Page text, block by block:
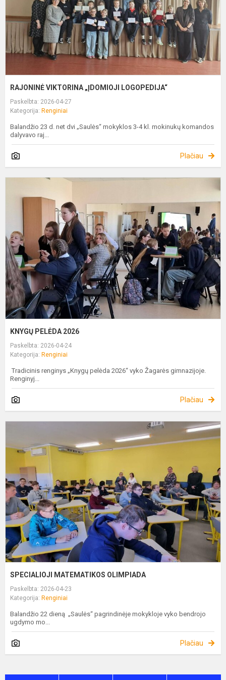
RAJONINĖ VIKTORINA „ĮDOMIOJI LOGOPEDIJA“
Paskelbta: 2026-04-27
Kategorija: Renginiai
Balandžio 23 d. net dvi „Saulės“ mokyklos 3-4 kl. mokinukų komandos
dalyvavo raj...
Plačiau
KNYGŲ PELĖDA 2026
Paskelbta: 2026-04-24
Kategorija: Renginiai
Tradicinis renginys „Knygų pelėda 2026“ vyko Žagarės gimnazijoje.
Renginyj...
Plačiau
SPECIALIOJI MATEMATIKOS OLIMPIADA
Paskelbta: 2026-04-23
Kategorija: Renginiai
Balandžio 22 dieną „Saulės“ pagrindinėje mokykloje vyko bendrojo
ugdymo mo...
Plačiau